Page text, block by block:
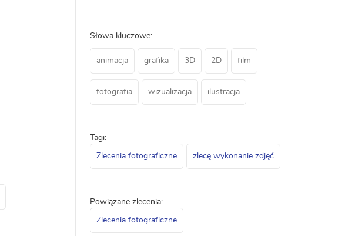
Słowa kluczowe:
animacja grafika 3D 2D film
fotografia wizualizacja ilustracja
Tagi:
Zlecenia fotograficzne zlecę wykonanie zdjęć
Powiązane zlecenia:
Zlecenia fotograficzne